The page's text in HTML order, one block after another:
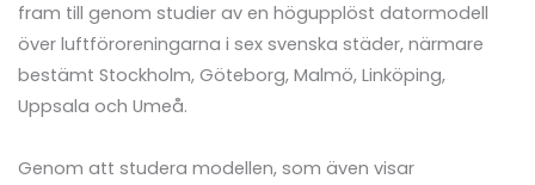
fram till genom studier av en högupplöst datormodell
över luftföroreningarna i sex svenska städer, närmare
bestämt Stockholm, Göteborg, Malmö, Linköping,
Uppsala och Umeå.
Genom att studera modellen, som även visar